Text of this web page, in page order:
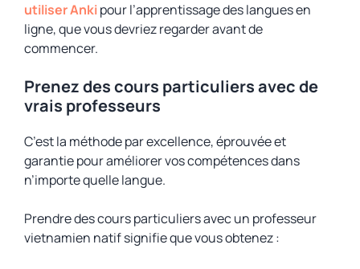
utiliser Ankipour l’apprentissage des langues en
ligne, que vous devriez regarder avant de
commencer.
Prenez des cours particuliers avec de
vrais professeurs
C’est la méthode par excellence, éprouvée et
garantie pour améliorer vos compétences dans
n’importe quelle langue.
Prendre des cours particuliers avec un professeur
vietnamien natif signifie que vous obtenez :